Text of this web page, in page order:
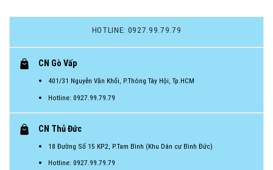
HOTLINE: 0927.99.79.79
CN Gò Vấp
401/31 Nguyễn Văn Khối, P.Thông Tây Hội, Tp.HCM
Hotline: 0927.99.79.79
CN Thủ Đức
18 Đường Số 15 KP2, P.Tam Bình (Khu Dân cư Bình Đức)
Hotline: 0927.99.79.79